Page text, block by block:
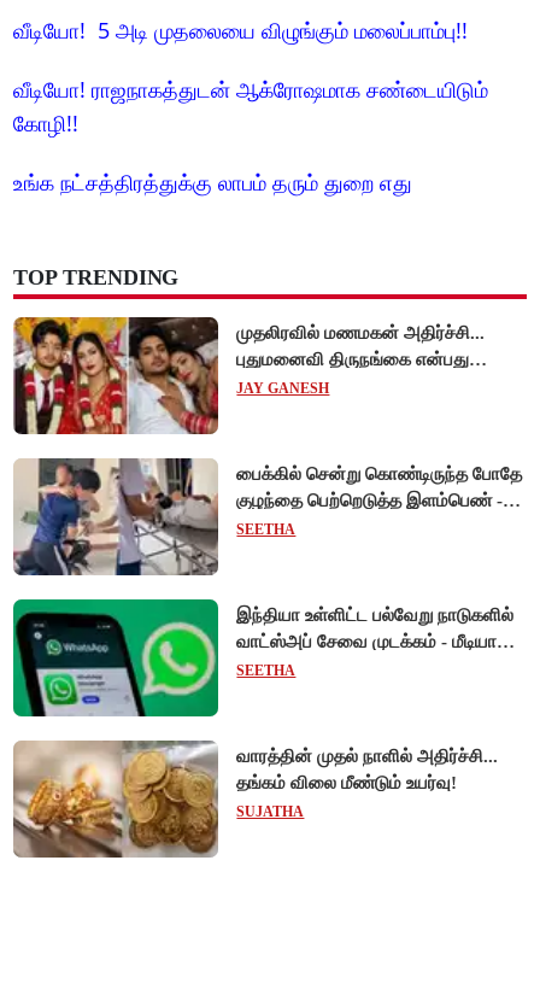
வீடியோ! 5 அடி முதலையை விழுங்கும் மலைப்பாம்பு!!
வீடியோ! ராஜநாகத்துடன் ஆக்ரோஷமாக சண்டையிடும்
கோழி!!
உங்க நட்சத்திரத்துக்கு லாபம் தரும் துறை எது
TOP TRENDING
முதலிரவில் மணமகன் அதிர்ச்சி...
புதுமனைவி திருநங்கை என்பது
அம்பலம்!
JAY GANESH
பைக்கில் சென்று கொண்டிருந்த போதே
குழந்தை பெற்றெடுத்த இளம்பெண் -
வியட்நாமில் நெகிழ்ச்சி சம்பவம்!
SEETHA
இந்தியா உள்ளிட்ட பல்வேறு நாடுகளில்
வாட்ஸ்அப் சேவை முடக்கம் - மீடியா
கோப்புகளை அனுப்ப முடியாமல்
SEETHA
வாரத்தின் முதல் நாளில் அதிர்ச்சி...
தங்கம் விலை மீண்டும் உயர்வு!
SUJATHA